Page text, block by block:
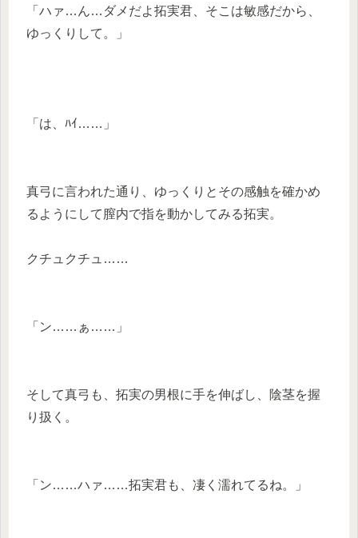
「ハァ…ん…ダメだよ拓実君、そこは敏感だから、
ゆっくりして。」
「は、ﾊｲ……」
真弓に言われた通り、ゆっくりとその感触を確かめ
るようにして膣内で指を動かしてみる拓実。
クチュクチュ……
「ン……ぁ……」
そして真弓も、拓実の男根に手を伸ばし、陰茎を握
り扱く。
「ン……ハァ……拓実君も、凄く濡れてるね。」